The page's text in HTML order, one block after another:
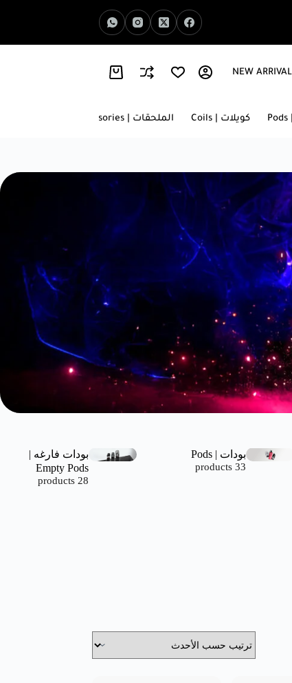
اخبار الفيب | Vape News
كويلات | Coils الملحقات | Accessories
بودات | Pods
33 products
بودات فارغه |
Empty Pods
28 products